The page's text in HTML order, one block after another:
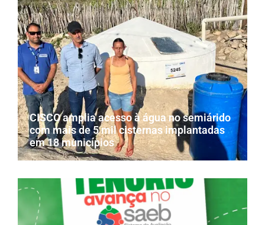
CISCO amplia acesso à água no semiárido
com mais de 5 mil cisternas implantadas
em 18 municípios